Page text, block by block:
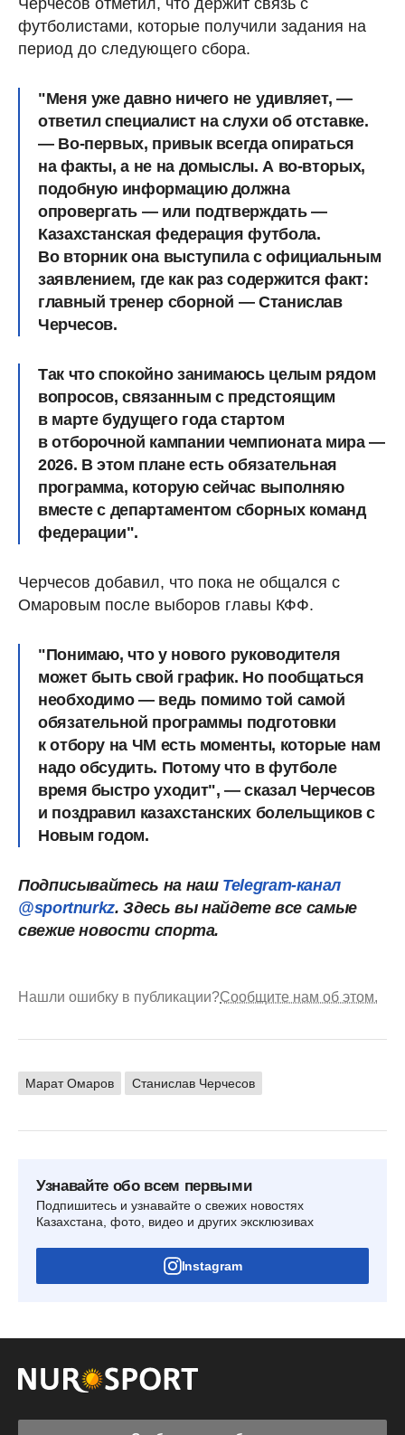
футболистами, которые получили задания на
период до следующего сбора.
"Меня уже давно ничего не удивляет, —
ответил специалист на слухи об отставке.
— Во-первых, привык всегда опираться
на факты, а не на домыслы. А во-вторых,
подобную информацию должна
опровергать — или подтверждать —
Казахстанская федерация футбола.
Во вторник она выступила с официальным
заявлением, где как раз содержится факт:
главный тренер сборной — Станислав
Черчесов.
Так что спокойно занимаюсь целым рядом
вопросов, связанным с предстоящим
в марте будущего года стартом
в отборочной кампании чемпионата мира —
2026. В этом плане есть обязательная
программа, которую сейчас выполняю
вместе с департаментом сборных команд
федерации".
Черчесов добавил, что пока не общался с
Омаровым после выборов главы КФФ.
"Понимаю, что у нового руководителя
может быть свой график. Но пообщаться
необходимо — ведь помимо той самой
обязательной программы подготовки
к отбору на ЧМ есть моменты, которые нам
надо обсудить. Потому что в футболе
время быстро уходит", — сказал Черчесов
и поздравил казахстанских болельщиков с
Новым годом.
Подписывайтесь на наш Telegram-канал
@sportnurkz. Здесь вы найдете все самые
свежие новости спорта.
Нашли ошибку в публикации?Сообщите нам об этом.
Марат Омаров Станислав Черчесов
Узнавайте обо всем первыми
Подпишитесь и узнавайте о свежих новостях
Казахстана, фото, видео и других эксклюзивах
Instagram